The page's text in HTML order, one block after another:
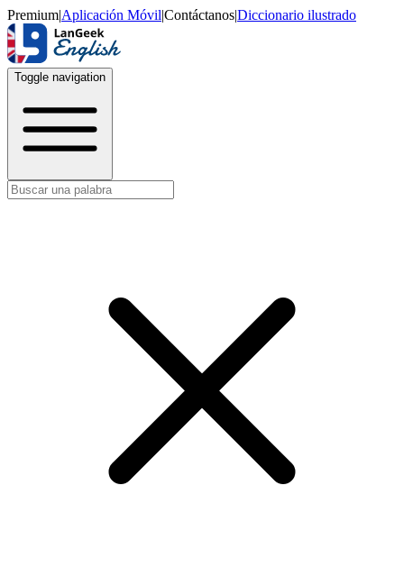
Premium|Aplicación Móvil|Contáctanos|Diccionario ilustrado
Toggle navigation